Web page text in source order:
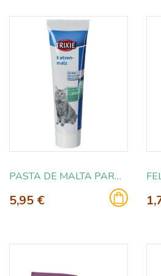
PASTA DE MALTA PARA GATOS 100GR
5,95 €